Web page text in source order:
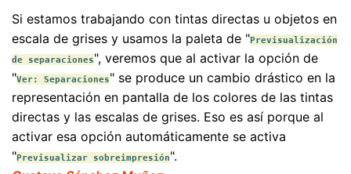
Si estamos trabajando con tintas directas u objetos en
escala de grises y usamos la paleta de "Previsualización
de separaciones", veremos que al activar la opción de
"Ver: Separaciones" se produce un cambio drástico en la
representación en pantalla de los colores de las tintas
directas y las escalas de grises. Eso es así porque al
activar esa opción automáticamente se activa
"Previsualizar sobreimpresión".